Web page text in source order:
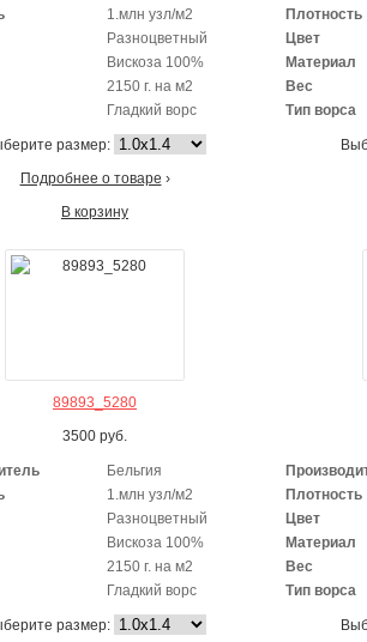
1.млн узл/м2
Разноцветный
Вискоза 100%
2150 г. на м2
Гладкий ворс
размер:
Подробнее о товаре ›
В корзину
Плотность
Цвет
Материал
Вес
Тип ворса
89893_5280
3500 руб.
Бельгия
1.млн узл/м2
Разноцветный
Вискоза 100%
2150 г. на м2
Гладкий ворс
размер:
Плотность
Цвет
Материал
Вес
Тип ворса